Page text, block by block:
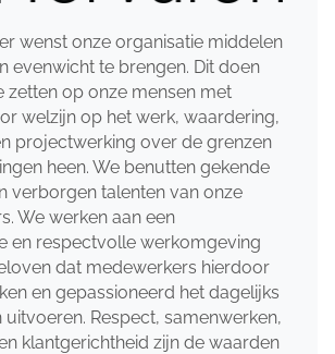
wenst onze organisatie middelen
evenwicht te brengen. Dit doen
zetten op onze mensen met
welzijn op het werk, waardering,
projectwerking over de grenzen
heen. We benutten gekende
verborgen talenten van onze
We werken aan een
en respectvolle werkomgeving
dat medewerkers hierdoor
en gepassioneerd het dagelijks
uitvoeren. Respect, samenwerken,
klantgerichtheid zijn de waarden